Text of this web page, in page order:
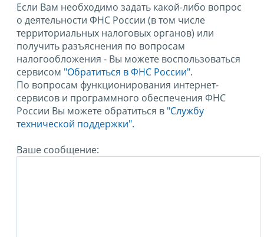
Если Вам необходимо задать какой-либо вопрос
о деятельности ФНС России (в том числе
территориальных налоговых органов) или
получить разъяснения по вопросам
налогообложения - Вы можете воспользоваться
сервисом "Обратиться в ФНС России".
По вопросам функционирования интернет-
сервисов и программного обеспечения ФНС
России Вы можете обратиться в "Службу
технической поддержки".
Ваше сообщение: